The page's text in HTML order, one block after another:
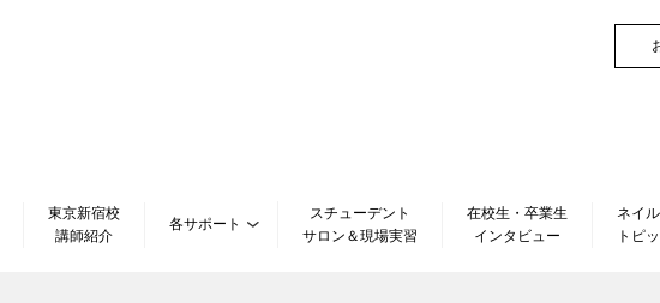
東京新宿校
講師紹介
各サポート
スチューデント
サロン＆現場実習
在校生・卒業生
インタビュー
ネイ
トピ